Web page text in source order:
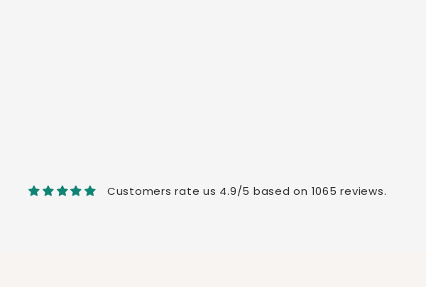
Customers rate us 4.9/5 based on 1065 reviews.